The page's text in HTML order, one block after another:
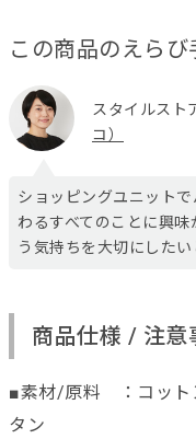
この商品のえらび
スタイルスト
コ）
ショッピングユニット
わるすべてのことに興
う気持ちを大切にしたい
商品仕様 / 注意
■素材/原料 ：コット
タン